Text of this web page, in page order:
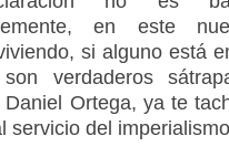
en este
si alguno está
verdaderos
Daniel Ortega, ya te
servicio del